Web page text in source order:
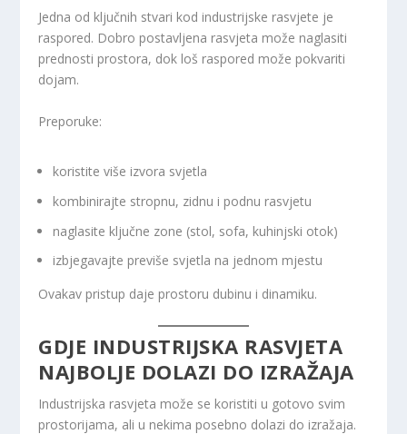
Jedna od ključnih stvari kod industrijske rasvjete je
raspored. Dobro postavljena rasvjeta može naglasiti
prednosti prostora, dok loš raspored može pokvariti
dojam.
Preporuke:
koristite više izvora svjetla
kombinirajte stropnu, zidnu i podnu rasvjetu
naglasite ključne zone (stol, sofa, kuhinjski otok)
izbjegavajte previše svjetla na jednom mjestu
Ovakav pristup daje prostoru dubinu i dinamiku.
GDJE INDUSTRIJSKA RASVJETA
NAJBOLJE DOLAZI DO IZRAŽAJA
Industrijska rasvjeta može se koristiti u gotovo svim
prostorijama, ali u nekima posebno dolazi do izražaja.